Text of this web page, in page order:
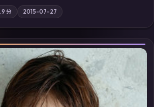
主角发现自己从未活过“真实”的一天；摄影与
站内亦可通过「国产免费观看高清电视剧在
型高分佳作，畅享高清在线追剧体验。
分 2015-07-27